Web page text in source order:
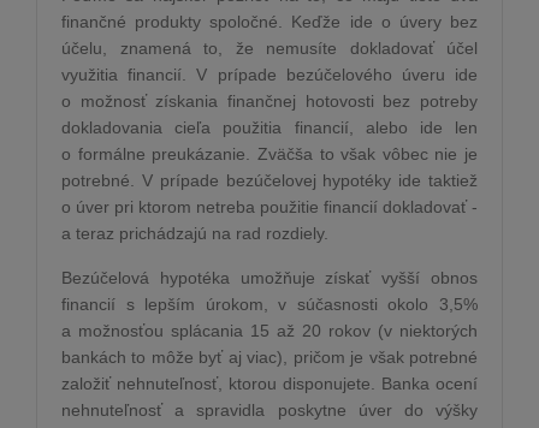
finančné produkty spoločné. Keďže ide o úvery bez
účelu, znamená to, že nemusíte dokladovať účel
využitia financií. V prípade bezúčelového úveru ide
o možnosť získania finančnej hotovosti bez potreby
dokladovania cieľa použitia financií, alebo ide len
o formálne preukázanie. Zväčša to však vôbec nie je
potrebné. V prípade bezúčelovej hypotéky ide taktiež
o úver pri ktorom netreba použitie financií dokladovať -
a teraz prichádzajú na rad rozdiely.
Bezúčelová hypotéka umožňuje získať vyšší obnos
financií s lepším úrokom, v súčasnosti okolo 3,5%
a možnosťou splácania 15 až 20 rokov (v niektorých
bankách to môže byť aj viac), pričom je však potrebné
založiť nehnuteľnosť, ktorou disponujete. Banka ocení
nehnuteľnosť a spravidla poskytne úver do výšky